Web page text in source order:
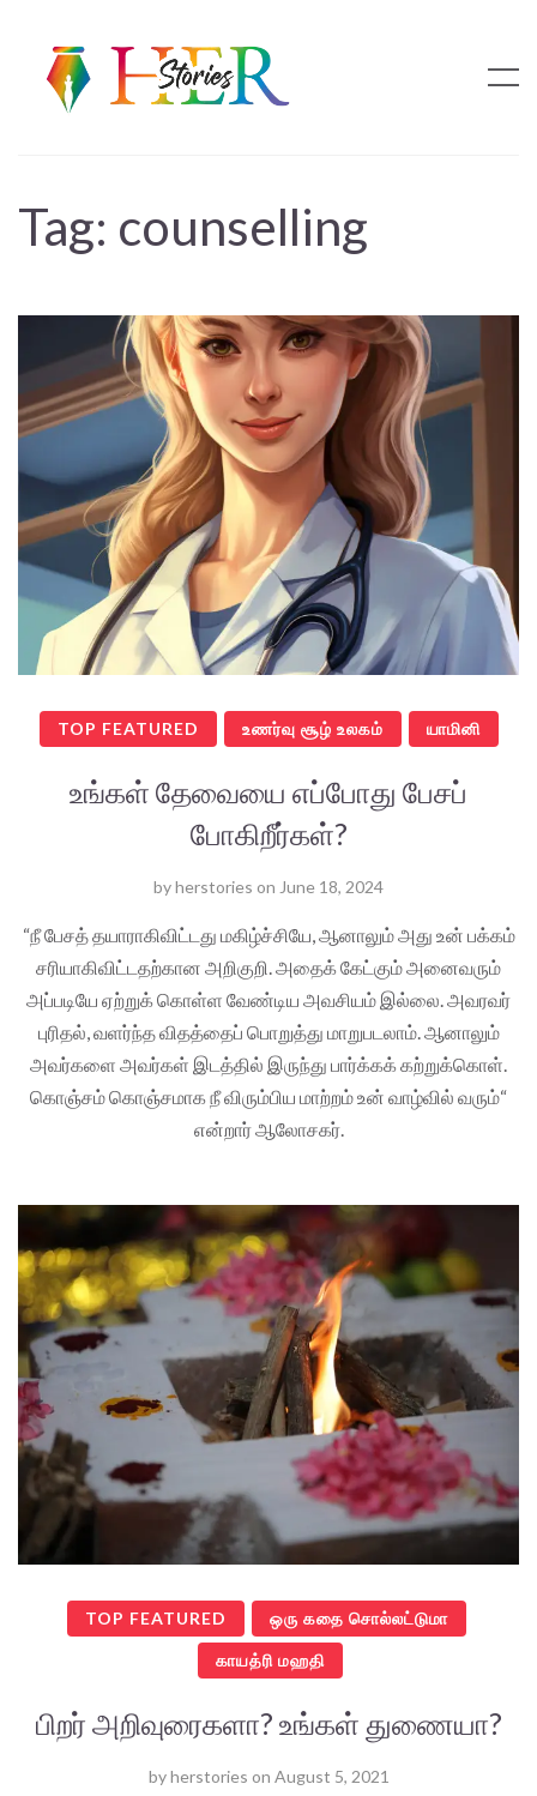
Tag: counselling
TOP FEATURED உணர்வு சூழ் உலகம் யாமினி
உங்கள் தேவையை எப்போது பேசப்
போகிறீர்கள்?
byherstories on June 18, 2024
“நீ பேசத் தயாராகிவிட்டது மகிழ்ச்சியே, ஆனாலும் அது உன் பக்கம்
சரியாகிவிட்டதற்கான அறிகுறி. அதைக் கேட்கும் அனைவரும்
அப்படியே ஏற்றுக் கொள்ள வேண்டிய அவசியம் இல்லை. அவரவர்
புரிதல், வளர்ந்த விதத்தைப் பொறுத்து மாறுபடலாம். ஆனாலும்
அவர்களை அவர்கள் இடத்தில் இருந்து பார்க்கக் கற்றுக்கொள்.
கொஞ்சம் கொஞ்சமாக நீ விரும்பிய மாற்றம் உன் வாழ்வில் வரும்“
என்றார் ஆலோசகர்.
TOP FEATURED ஒரு கதை சொல்லட்டுமா
காயத்ரி மஹதி
பிறர் அறிவுரைகளா? உங்கள் துணையா?
byherstories on August 5, 2021